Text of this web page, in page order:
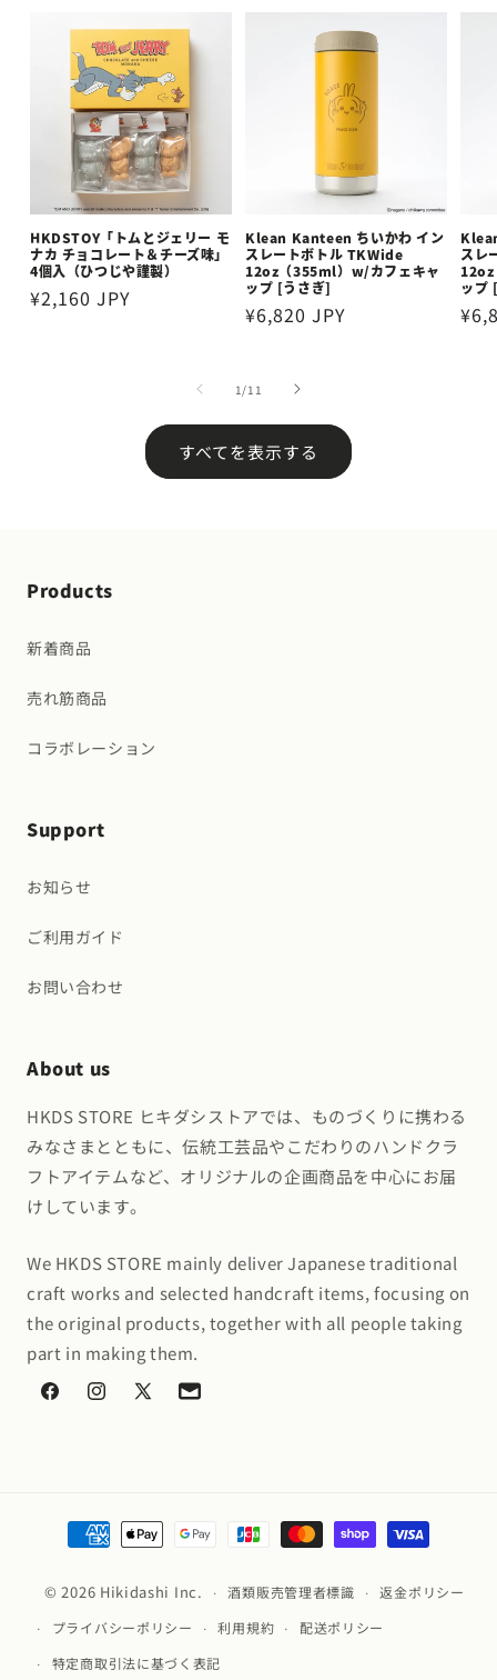
HKDSTOY「トムとジェリー モ
ナカ チョコレート＆チーズ味」
4個入（ひつじや謹製）
通
¥2,160 JPY
Klean Kanteen ちいかわ イン
スレートボトル TKWide
12oz（355ml）w/カフェキャ
ップ [うさぎ]
通
格
¥6,820 JPY
スレ
ップ
通
1 /の
11
すべてを表示する
Products
新着商品
売れ筋商品
コラボレーション
Support
お知らせ
ご利用ガイド
お問い合わせ
About us
HKDS STORE ヒキダシストアでは、ものづくりに携わる
みなさまとともに、伝統工芸品やこだわりのハンドクラ
フトアイテムなど、オリジナルの企画商品を中心にお届
けしています。
We HKDS STORE mainly deliver Japanese traditional
craft works and selected handcraft items, focusing on
the original products, together with all people taking
part in making them.
FacebookInstagram
X
Mail
決
済
方
© 2026 Hikidashi Inc. 酒類販売管理者標識
返金ポリシー
プライバシーポリシー
利用規約
配送ポリシー
特定商取引法に基づく表記